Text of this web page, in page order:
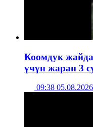
Коомдук
үчүн жаран 3
09:38 05.08.2026